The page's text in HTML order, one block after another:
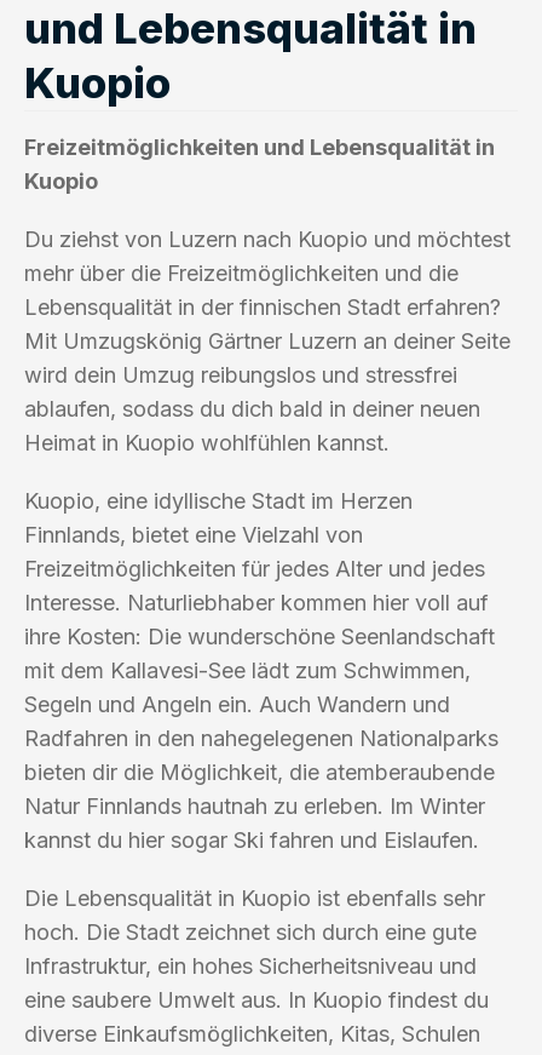
und Lebensqualität in
Kuopio
Freizeitmöglichkeiten und Lebensqualität in
Kuopio
Du ziehst von Luzern nach Kuopio und möchtest
mehr über die Freizeitmöglichkeiten und die
Lebensqualität in der finnischen Stadt erfahren?
Mit Umzugskönig Gärtner Luzern an deiner Seite
wird dein Umzug reibungslos und stressfrei
ablaufen, sodass du dich bald in deiner neuen
Heimat in Kuopio wohlfühlen kannst.
Kuopio, eine idyllische Stadt im Herzen
Finnlands, bietet eine Vielzahl von
Freizeitmöglichkeiten für jedes Alter und jedes
Interesse. Naturliebhaber kommen hier voll auf
ihre Kosten: Die wunderschöne Seenlandschaft
mit dem Kallavesi-See lädt zum Schwimmen,
Segeln und Angeln ein. Auch Wandern und
Radfahren in den nahegelegenen Nationalparks
bieten dir die Möglichkeit, die atemberaubende
Natur Finnlands hautnah zu erleben. Im Winter
kannst du hier sogar Ski fahren und Eislaufen.
Die Lebensqualität in Kuopio ist ebenfalls sehr
hoch. Die Stadt zeichnet sich durch eine gute
Infrastruktur, ein hohes Sicherheitsniveau und
eine saubere Umwelt aus. In Kuopio findest du
diverse Einkaufsmöglichkeiten, Kitas, Schulen